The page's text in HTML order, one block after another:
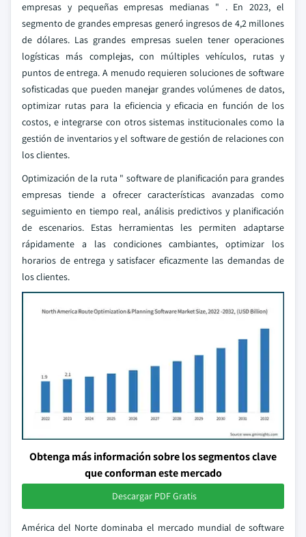
empresas y pequeñas empresas medianas " . En 2023, el
segmento de grandes empresas generó ingresos de 4,2 millones
de dólares. Las grandes empresas suelen tener operaciones
logísticas más complejas, con múltiples vehículos, rutas y
puntos de entrega. A menudo requieren soluciones de software
sofisticadas que pueden manejar grandes volúmenes de datos,
optimizar rutas para la eficiencia y eficacia en función de los
costos, e integrarse con otros sistemas institucionales como la
gestión de inventarios y el software de gestión de relaciones con
los clientes.
Optimización de la ruta " software de planificación para grandes
empresas tiende a ofrecer características avanzadas como
seguimiento en tiempo real, análisis predictivos y planificación
de escenarios. Estas herramientas les permiten adaptarse
rápidamente a las condiciones cambiantes, optimizar los
horarios de entrega y satisfacer eficazmente las demandas de
los clientes.
Obtenga más información sobre los segmentos clave
que conforman este mercado
Descargar PDF Gratis
América del Norte dominaba el mercado mundial de software